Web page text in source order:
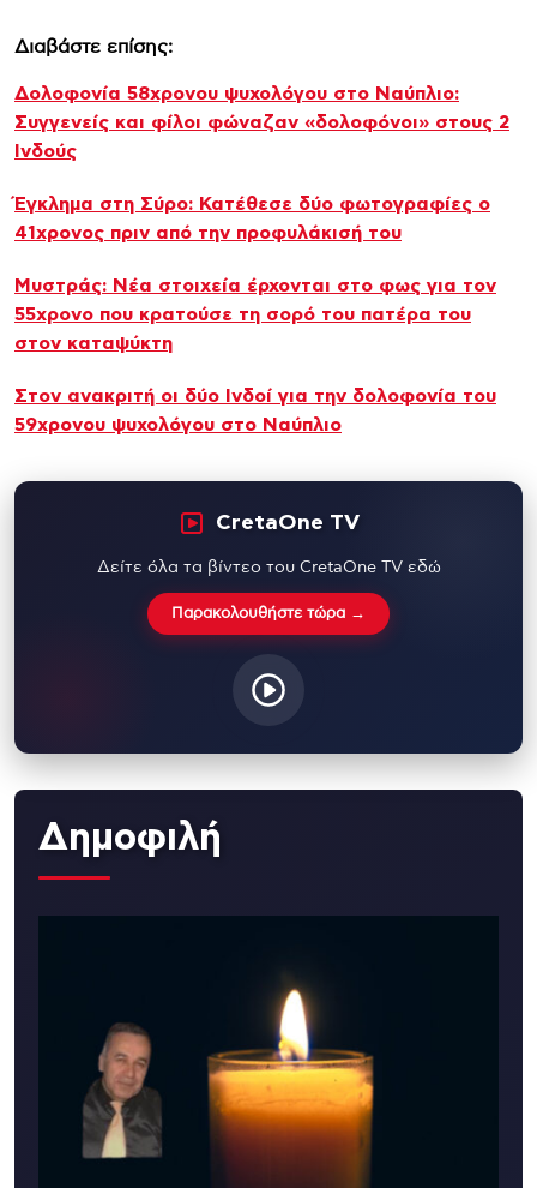
Διαβάστε επίσης:
Δολοφονία 58χρονου ψυχολόγου στο Ναύπλιο:
Συγγενείς και φίλοι φώναζαν «δολοφόνοι» στους 2
Ινδούς
Έγκλημα στη Σύρο: Κατέθεσε δύο φωτογραφίες ο
41χρονος πριν από την προφυλάκισή του
Μυστράς: Νέα στοιχεία έρχονται στο φως για τον
55χρονο που κρατούσε τη σορό του πατέρα του
στον καταψύκτη
Στον ανακριτή οι δύο Ινδοί για την δολοφονία του
59χρονου ψυχολόγου στο Ναύπλιο
CretaOne TV
Δείτε όλα τα βίντεο του CretaOne TV εδώ
Παρακολουθήστε τώρα →
Δημοφιλή